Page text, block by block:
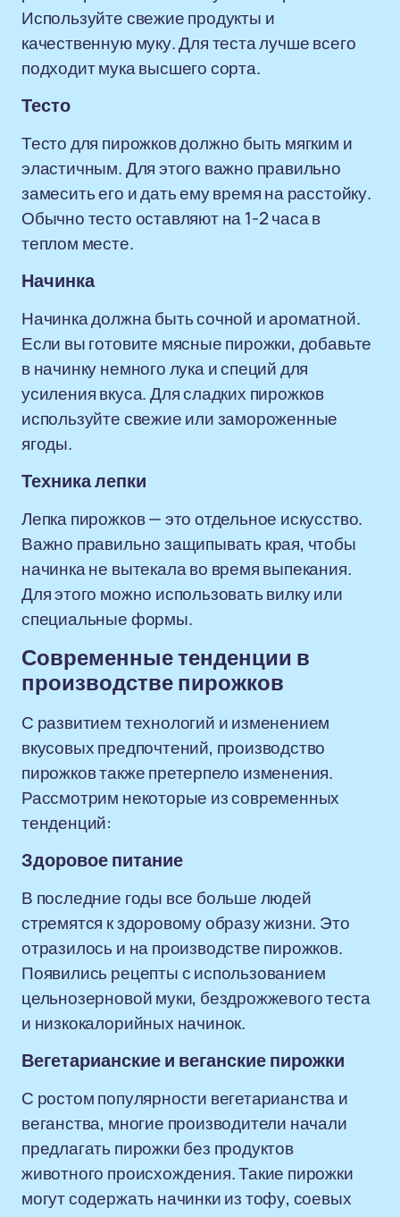
Используйте свежие продукты и
качественную муку. Для теста лучше всего
подходит мука высшего сорта.
Тесто
Тесто для пирожков должно быть мягким и
эластичным. Для этого важно правильно
замесить его и дать ему время на расстойку.
Обычно тесто оставляют на 1-2 часа в
теплом месте.
Начинка
Начинка должна быть сочной и ароматной.
Если вы готовите мясные пирожки, добавьте
в начинку немного лука и специй для
усиления вкуса. Для сладких пирожков
используйте свежие или замороженные
ягоды.
Техника лепки
Лепка пирожков — это отдельное искусство.
Важно правильно защипывать края, чтобы
начинка не вытекала во время выпекания.
Для этого можно использовать вилку или
специальные формы.
Современные тенденции в
производстве пирожков
С развитием технологий и изменением
вкусовых предпочтений, производство
пирожков также претерпело изменения.
Рассмотрим некоторые из современных
тенденций:
Здоровое питание
В последние годы все больше людей
стремятся к здоровому образу жизни. Это
отразилось и на производстве пирожков.
Появились рецепты с использованием
цельнозерновой муки, бездрожжевого теста
и низкокалорийных начинок.
Вегетарианские и веганские пирожки
С ростом популярности вегетарианства и
веганства, многие производители начали
предлагать пирожки без продуктов
животного происхождения. Такие пирожки
могут содержать начинки из тофу, соевых